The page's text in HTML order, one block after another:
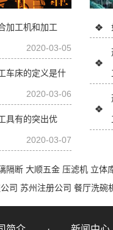
加工机和加工
2020-03-05
车床的定义是什
2020-03-06
具有的突出优
2020-03-07
隔断 大顺五金 压滤机 立体
司 苏州注册公司 餐厅洗碗